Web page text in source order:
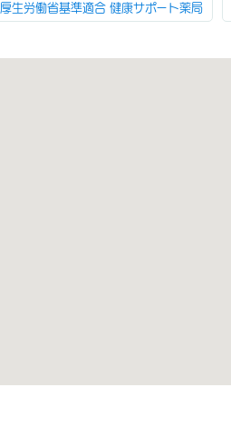
厚生労働省基準適合 健康サポート薬局